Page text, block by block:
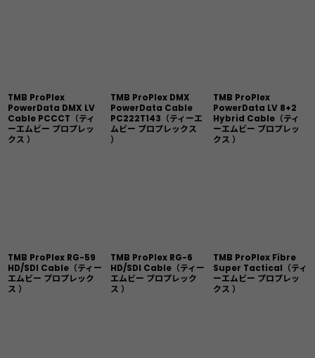
TMB ProPlex
PowerData DMX LV
Cable PCCCT（ティ
ーエムビー プロプレッ
クス ）
TMB ProPlex DMX
PowerData Cable
PC222T143（ティーエ
ムビー プロプレックス
）
TMB ProPlex
PowerData LV 8+2
Hybrid Cable（ティ
ーエムビー プロプレッ
クス ）
TMB ProPlex RG-59
HD/SDI Cable（ティー
エムビー プロプレック
ス ）
TMB ProPlex RG-6
HD/SDI Cable（ティー
エムビー プロプレック
ス ）
TMB ProPlex Fibre
Super Tactical（ティ
ーエムビー プロプレッ
クス ）